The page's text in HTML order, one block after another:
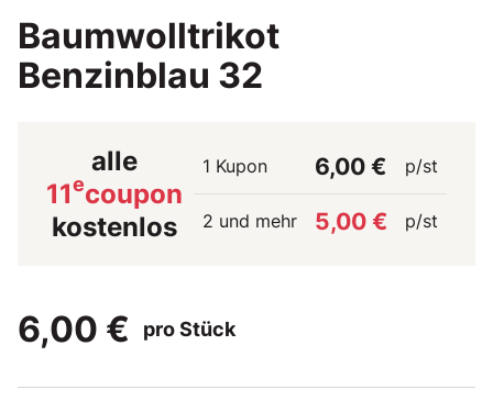
Baumwolltrikot
Benzinblau 32
alle
11ecoupon
kostenlos
1 Kupon 6,00 € p/st
2 und mehr 5,00 € p/st
6,00 € pro Stück